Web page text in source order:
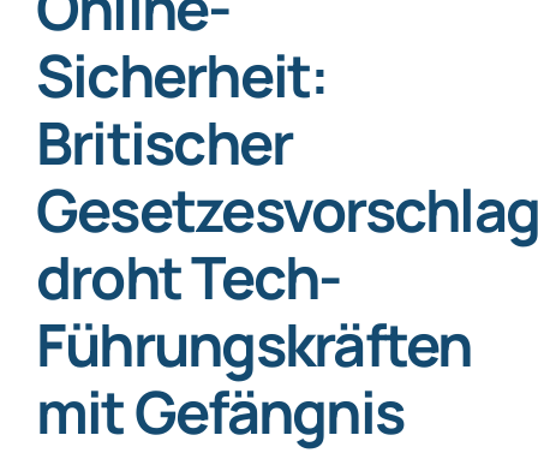
Jetzt absichern
Sicherheit:
Britischer
droht Tech-
Führungskräften
mit Gefängnis